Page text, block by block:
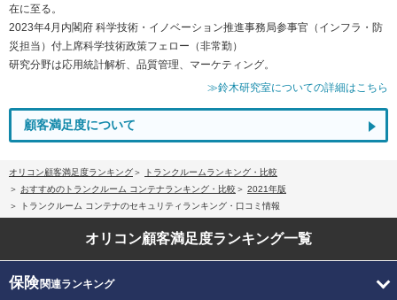
在に至る。
2023年4月内閣府 科学技術・イノベーション推進事務局参事官（インフラ・防
災担当）付上席科学技術政策フェロー（非常勤）
研究分野は応用統計解析、品質管理、マーケティング。
≫鈴木研究室についての詳細はこちら
顧客満足度について
オリコン顧客満足度ランキング
トランクルームランキング・比較
おすすめのトランクルーム コンテナランキング・比較
2021年版
トランクルーム コンテナのセキュリティランキング・口コミ情報
オリコン顧客満足度ランキング一覧
保険関連ランキング